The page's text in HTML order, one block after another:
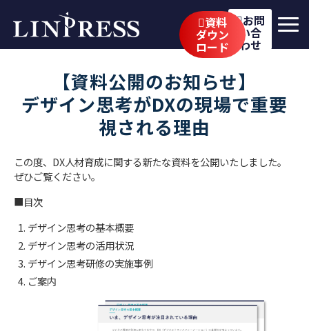
資料
ダウン
ロード
お問
い合
わせ
サービス
公開講座
イベント・セミナー
【資料公開のお知らせ】
デザイン思考がDXの現場で重要
視される理由
この度、DX人材育成に関する新たな資料を公開いたしました。​
​​​​​ぜひご覧ください。
■目次
デザイン思考の基本概要
デザイン思考の活用状況
デザイン思考研修の実施事例
ご案内